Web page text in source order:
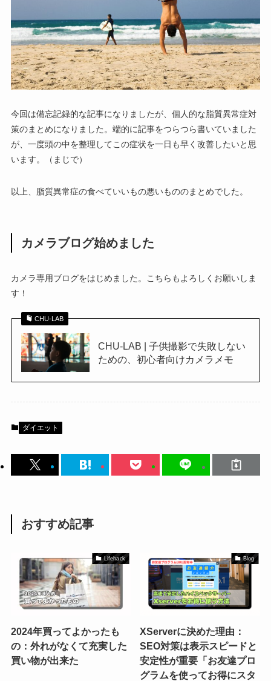
今回は備忘記録的な記事になりましたが、個人的な脂質異常症対
策のまとめになりました。端的に記事をつらつら書いていました
が、一度頭の中を整理してこの症状を一日も早く改善したいと思
います。（まじで）
以上、脂質異常症の食べていいもの悪いもののまとめでした。
カメラブログ始めました
カメラ専用ブログをはじめました。こちらもよろしくお願いしま
す！
CHU-LAB
CHU-LAB | 子供撮影で失敗しない
ための、初心者向けカメラメモ
ダイエット
おすすめ記事
Lifehack
2024年買ってよかったも
の：外れがなくて充実した
買い物が出来た
Blog
XServerに決めた理由：
SEO対策は表示スピードと
安定性が重要「お友達プロ
グラムを使ってお得にスタ